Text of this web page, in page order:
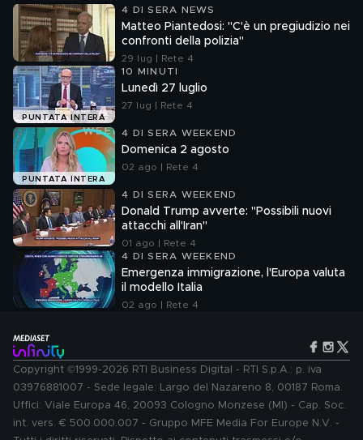
4 DI SERA NEWS
Matteo Piantedosi: "C'è un pregiudizio nei
confronti della polizia"
29 lug | Rete 4
PUNTATA INTERA
10 MINUTI
Lunedì 27 luglio
27 lug | Rete 4
PUNTATA INTERA
4 DI SERA WEEKEND
Domenica 2 agosto
02 ago | Rete 4
4 DI SERA WEEKEND
Donald Trump avverte: "Possibili nuovi
attacchi all'Iran"
01 ago | Rete 4
4 DI SERA WEEKEND
Emergenza immigrazione, l'Europa valuta
il modello Italia
02 ago | Rete 4
Copyright ©1999-2026 RTI Business Digital - RTI S.p.A.: p. iva
03976881007 - Sede legale: Largo del Nazareno 8, 00187 Roma.
Uffici: Viale Europa 46, 20093 Cologno Monzese (MI) - Cap. Soc.
int. vers. € 500.000.007 - Gruppo MFE Media For Europe N.V. -